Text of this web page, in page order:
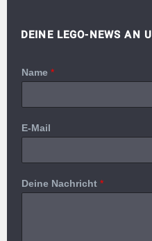
DEINE LEGO-NEWS AN
Name *
E-Mail
Deine Nachricht *